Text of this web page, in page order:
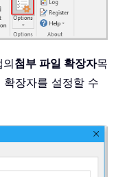
의첨부 파일 확장자목
장자를 설정할 수